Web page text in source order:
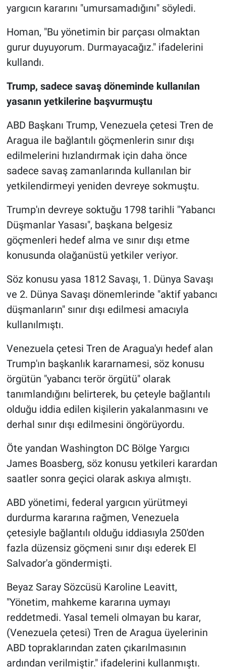
yargıcın kararını "umursamadığını" söyledi.
Homan, "Bu yönetimin bir parçası olmaktan
gurur duyuyorum. Durmayacağız." ifadelerini
kullandı.
Trump, sadece savaş döneminde kullanılan
yasanın yetkilerine başvurmuştu
ABD Başkanı Trump, Venezuela çetesi Tren de
Aragua ile bağlantılı göçmenlerin sınır dışı
edilmelerini hızlandırmak için daha önce
sadece savaş zamanlarında kullanılan bir
yetkilendirmeyi yeniden devreye sokmuştu.
Trump'ın devreye soktuğu 1798 tarihli "Yabancı
Düşmanlar Yasası", başkana belgesiz
göçmenleri hedef alma ve sınır dışı etme
konusunda olağanüstü yetkiler veriyor.
Söz konusu yasa 1812 Savaşı, 1. Dünya Savaşı
ve 2. Dünya Savaşı dönemlerinde "aktif yabancı
düşmanların" sınır dışı edilmesi amacıyla
kullanılmıştı.
Venezuela çetesi Tren de Aragua'yı hedef alan
Trump'ın başkanlık kararnamesi, söz konusu
örgütün "yabancı terör örgütü" olarak
tanımlandığını belirterek, bu çeteyle bağlantılı
olduğu iddia edilen kişilerin yakalanmasını ve
derhal sınır dışı edilmesini öngörüyordu.
Öte yandan Washington DC Bölge Yargıcı
James Boasberg, söz konusu yetkileri karardan
saatler sonra geçici olarak askıya almıştı.
ABD yönetimi, federal yargıcın yürütmeyi
durdurma kararına rağmen, Venezuela
çetesiyle bağlantılı olduğu iddiasıyla 250'den
fazla düzensiz göçmeni sınır dışı ederek El
Salvador'a göndermişti.
Beyaz Saray Sözcüsü Karoline Leavitt,
"Yönetim, mahkeme kararına uymayı
reddetmedi. Yasal temeli olmayan bu karar,
(Venezuela çetesi) Tren de Aragua üyelerinin
ABD topraklarından zaten çıkarılmasının
ardından verilmiştir." ifadelerini kullanmıştı.